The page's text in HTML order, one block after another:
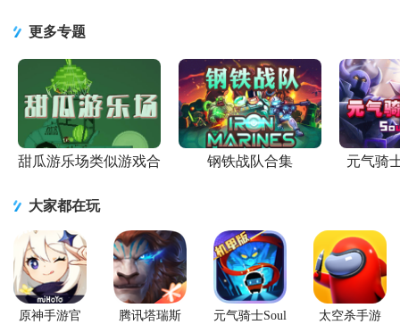
版GBA模拟
器整合版
广告版
更多专题
甜瓜游乐场类似游戏合
钢铁战队合集 元气骑
大家都在玩
原神手游官
腾讯塔瑞斯
元气骑士Soul
太空杀手游